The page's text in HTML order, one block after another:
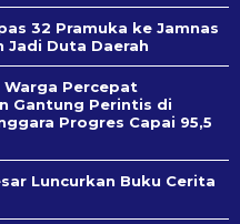
32 Pramuka ke Jamnas
Jadi Duta Daerah
Warga Percepat
Gantung Perintis di
Progres Capai 95,5
Luncurkan Buku Cerita